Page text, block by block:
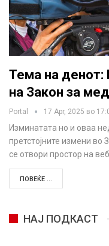
Тема на денот:
на Закон за
Portal 17 Apr, 2025 во
Изминатата но и оваа
претстојните измени во
се отвори простор на
ПОВЕЌЕ ...
НАЈ ПОДКАСТ